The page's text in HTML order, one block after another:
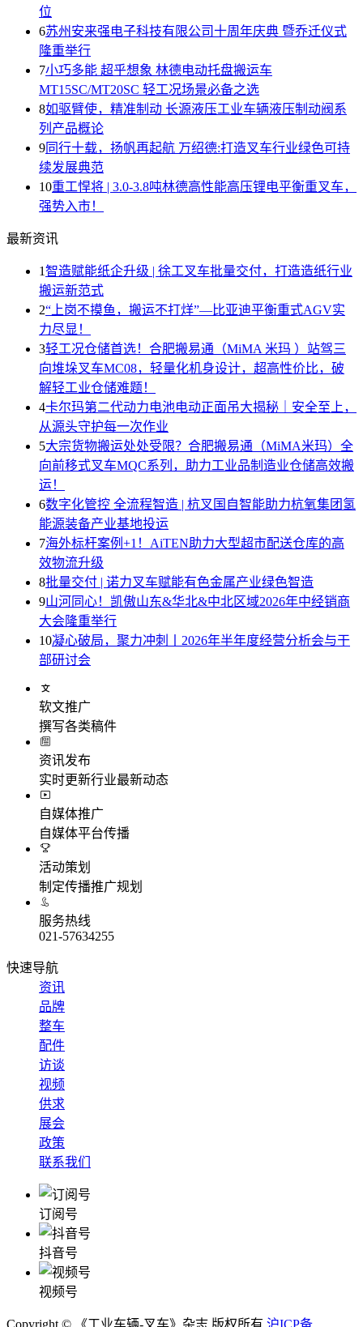
位
6苏州安来强电子科技有限公司十周年庆典 暨乔迁仪式
隆重举行
7小巧多能 超乎想象 林德电动托盘搬运车
MT15SC/MT20SC 轻工况场景必备之选
8如驱臂使，精准制动 长源液压工业车辆液压制动阀系
列产品概论
9同行十载，扬帆再起航 万绍德:打造叉车行业绿色可持
续发展典范
10重工悍将 | 3.0-3.8吨林德高性能高压锂电平衡重叉车，
强势入市！
最新资讯
1智造赋能纸企升级 | 徐工叉车批量交付，打造造纸行业
搬运新范式
2“上岗不摸鱼，搬运不打烊”—比亚迪平衡重式AGV实
力尽显！
3轻工况仓储首选！合肥搬易通（MiMA 米玛 ）站驾三
向堆垛叉车MC08，轻量化机身设计，超高性价比，破
解轻工业仓储难题！
4卡尔玛第二代动力电池电动正面吊大揭秘｜安全至上，
从源头守护每一次作业
5大宗货物搬运处处受限？合肥搬易通（MiMA米玛）全
向前移式叉车MQC系列，助力工业品制造业仓储高效搬
运！
6数字化管控 全流程智造 | 杭叉国自智能助力杭氧集团氢
能源装备产业基地投运
7海外标杆案例+1！AiTEN助力大型超市配送仓库的高
效物流升级
8批量交付 | 诺力叉车赋能有色金属产业绿色智造
9山河同心！凯傲山东&华北&中北区域2026年中经销商
大会隆重举行
10凝心破局，聚力冲刺丨2026年半年度经营分析会与干
部研讨会
软文推广
撰写各类稿件
资讯发布
实时更新行业最新动态
自媒体推广
自媒体平台传播
活动策划
制定传播推广规划
服务热线
021-57634255
快速导航
资讯
品牌
整车
配件
访谈
视频
供求
展会
政策
联系我们
订阅号
抖音号
视频号
Copyright © 《工业车辆-叉车》杂志 版权所有 沪ICP备